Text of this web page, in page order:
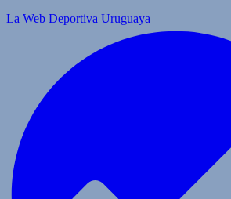
La Web Deportiva Uruguaya